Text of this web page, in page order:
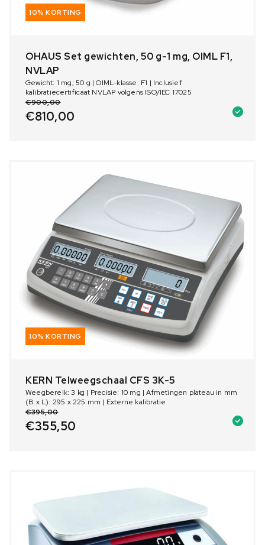
10% KORTING
OHAUS Set gewichten, 50 g-1 mg, OIML F1,
NVLAP
Gewicht: 1 mg; 50 g | OIML-klasse: F1 | Inclusief
kalibratiecertificaat NVLAP volgens ISO/IEC 17025
€900,00
€810,00
10% KORTING
KERN Telweegschaal CFS 3K-5
Weegbereik: 3 kg | Precisie: 10 mg | Afmetingen plateau in mm
(B x L): 295 x 225 mm | Externe kalibratie
€395,00
€355,50